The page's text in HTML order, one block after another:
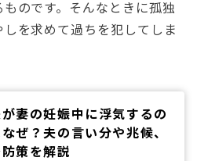
のです。そんなときに孤独
を求めて過ちを犯してしま
妻の妊娠中に浮気するの
ぜ？夫の言い分や兆候、
策を解説